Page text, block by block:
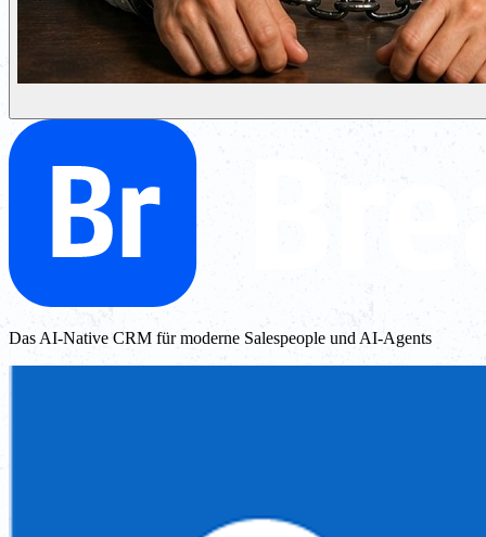
Das AI-Native CRM für moderne Salespeople und AI-Agents